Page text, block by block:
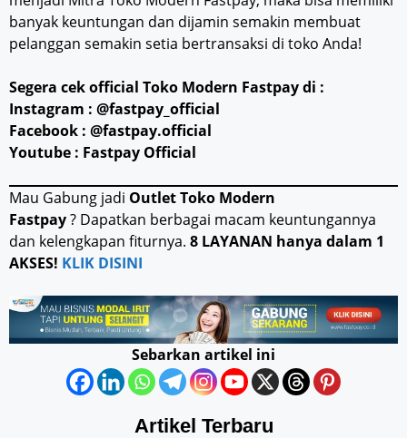
banyak keuntungan dan dijamin semakin membuat
pelanggan semakin setia bertransaksi di toko Anda!
Segera cek official Toko Modern Fastpay di :
Instagram : @fastpay_official
Facebook : @fastpay.official
Youtube : Fastpay Official
Mau Gabung jadi Outlet Toko Modern
Fastpay? Dapatkan berbagai macam keuntungannya
dan kelengkapan fiturnya. 8 LAYANAN hanya dalam 1
AKSES! KLIK DISINI
Sebarkan artikel ini
Artikel Terbaru